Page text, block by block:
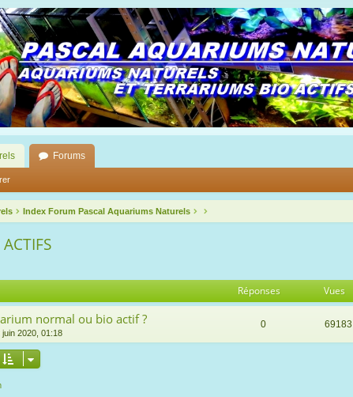
Forums
Index Forum Pascal Aquariums Naturels
Réponses Vues
normal ou bio actif ?
juin 2020, 01:18
0 69183